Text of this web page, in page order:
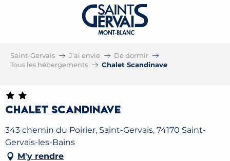
Saint-Gervais J’ai envie
De dormir
Tous les hébergements
Chalet Scandinave
Chalet Scandinave
343 chemin du Poirier, Saint-Gervais, 74170 Saint-
Gervais-les-Bains
M'y rendre